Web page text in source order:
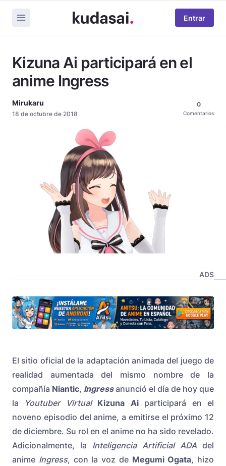
Entrar
Kizuna Ai participará en el
anime Ingress
Mirukaru
18 de octubre de 2018
0
Comentarios
ADS
El sitio oficial de la adaptación animada del juego de
realidad aumentada del mismo nombre de la
compañía Niantic, Ingressanunció el día de hoy que
la
Youtuber Virtual Kizuna Aiparticipará en el
noveno episodio del anime, a emitirse el próximo 12
de diciembre. Su rol en el anime no ha sido revelado.
Adicionalmente, la Inteligencia Artificial ADA del
anime Ingress, con la voz de Megumi Ogata, hizo